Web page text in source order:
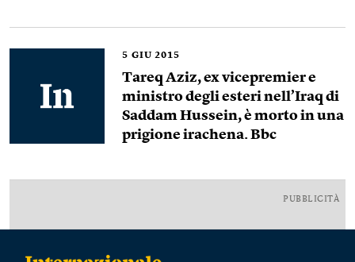
5 GIU 2015
Tareq Aziz, ex vicepremier e
ministro degli esteri nell’Iraq di
Saddam Hussein, è morto in una
prigione irachena. Bbc
PUBBLICITÀ